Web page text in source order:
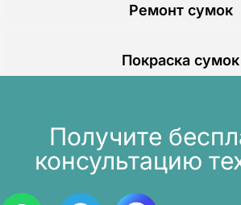
Ремонт сумок
Покраска сумок
Получите
консультацию